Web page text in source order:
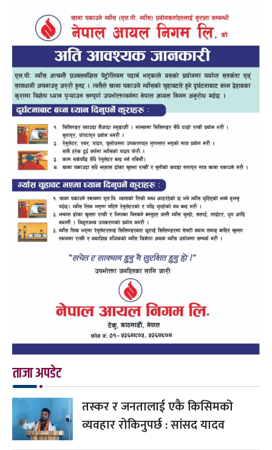
ताजा अपडेट
तस्कर र जनतालाई एकै किसिमको
व्यवहार रोकिनुपर्छ : सांसद यादव